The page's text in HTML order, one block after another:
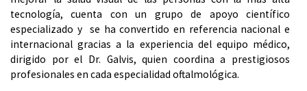
u
s
t
tecnología, cuenta con un grupo de apoyo científico
especializado y se ha convertido en referencia nacional e
internacional gracias a la experiencia del equipo médico,
dirigido por el Dr. Galvis, quien coordina a prestigiosos
profesionales en cada especialidad oftalmológica.